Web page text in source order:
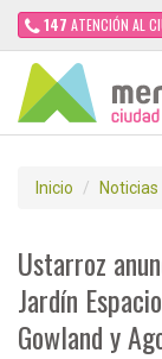
147 ATENCIÓN AL
Inicio Noticias
Ustarroz
Jardín
Gowland y